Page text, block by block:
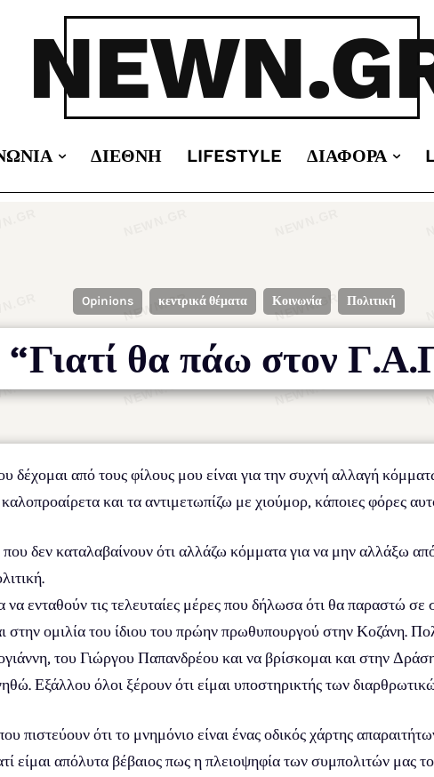
ΔΙΕΘΝΉ LIFESTYLE ΔΙΆΦΟΡΑ
Opinions κεντρικά θέματα Κοινωνία Πολιτική
“Γιατί θα πάω στον
δέχομαι από τους φίλους μου είναι για την συχνή αλλαγή
και τα αντιμετωπίζω με χιούμορ, κάποιες φόρες
δεν καταλαβαίνουν ότι αλλάζω κόμματα για να μην αλλάξω
να ενταθούν τις τελευταίες μέρες που δήλωσα ότι θα παραστώ
ομιλία του ίδιου του πρώην πρωθυπουργού στην Κοζάνη.
του Γιώργου Παπανδρέου και να βρίσκομαι και στην
Εξάλλου όλοι ξέρουν ότι είμαι υποστηρικτής των
πιστεύουν ότι το μνημόνιο είναι ένας οδικός χάρτης
είμαι απόλυτα βέβαιος πως η πλειοψηφία των συμπολιτών μας